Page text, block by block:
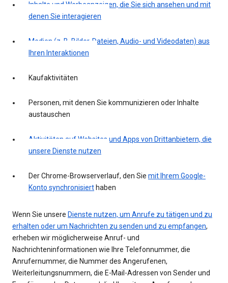
Inhalte und Werbeanzeigen, die Sie sich ansehen und mit
denen Sie interagieren
Medien (z. B. Bilder, Dateien, Audio- und Videodaten) aus
Ihren Interaktionen
Kaufaktivitäten
Personen, mit denen Sie kommunizieren oder Inhalte
austauschen
Aktivitäten auf Websites und Apps von Drittanbietern, die
unsere Dienste nutzen
Der Chrome-Browserverlauf, den Sie mit Ihrem Google-
Konto synchronisiert haben
Wenn Sie unsere Dienste nutzen, um Anrufe zu tätigen und zu
erhalten oder um Nachrichten zu senden und zu empfangen,
erheben wir möglicherweise Anruf- und
Nachrichteninformationen wie Ihre Telefonnummer, die
Anrufernummer, die Nummer des Angerufenen,
Weiterleitungsnummern, die E-Mail-Adressen von Sender und